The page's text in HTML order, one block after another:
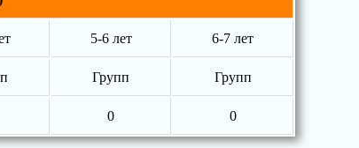
5-6 лет 6-7 лет
Групп Групп
0 0